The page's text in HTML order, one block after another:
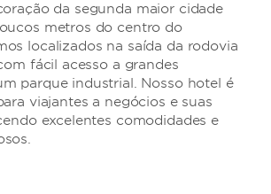
da segunda maior cidade
metros do centro do
localizados na saída da rodovia
fácil acesso a grandes
parque industrial. Nosso hotel é
viajantes a negócios e suas
excelentes comodidades e